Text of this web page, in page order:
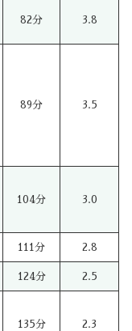
82分 3.8
89分 3.5
104分 3.0
111分 2.8
124分 2.5
135分 2.3